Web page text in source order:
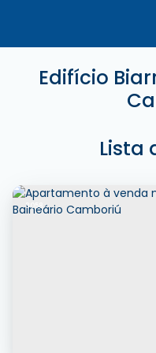
Edifício
Lista
3058